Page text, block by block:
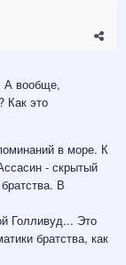
А вообще,
Как это
в море. К
- скрытый
В
Это
братства, как